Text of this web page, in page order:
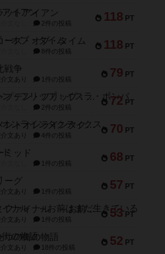
118 PT
ットアイアン
2件の投稿
118 PT
ーズ・オブ・タイム
8件の投稿
79 PT
戦争
介文あり 1件の投稿
72 PT
キャプテン・フリップ：イスラ・ボンバ
2件の投稿
70 PT
メメントオンラインタクティクス
介文あり 4件の投稿
68 PT
ミッド
1件の投稿
57 PT
ーグ
介文あり 1件の投稿
53 PT
セミファイナル ～お前はまだ生きている～
介文あり 1件の投稿
52 PT
つの街の物語
介文あり 18件の投稿